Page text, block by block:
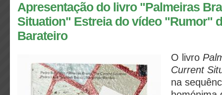
Apresentação do livro "Palmeiras
Situation" Estreia do vídeo "Rumor"
Barateiro
O livro
Current
na